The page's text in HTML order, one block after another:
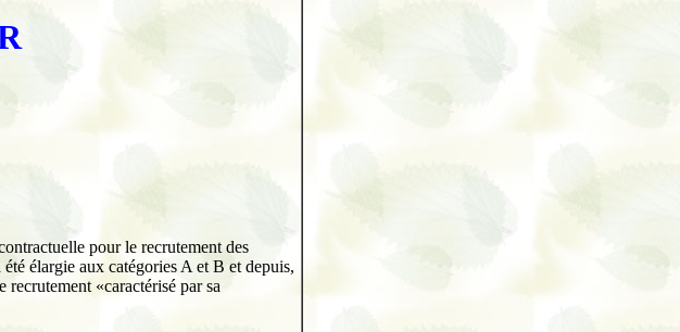
pour le recrutement des
élargie aux catégories A et B et depuis,
«caractérisé par sa